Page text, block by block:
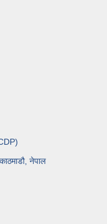
नेपाल